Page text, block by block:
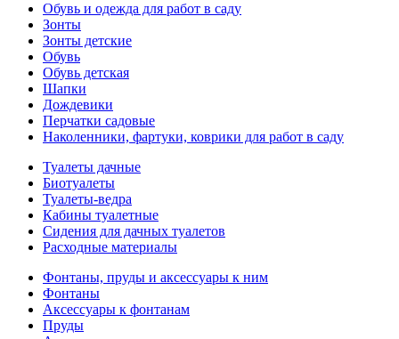
Обувь и одежда для работ в саду
Зонты
Зонты детские
Обувь
Обувь детская
Шапки
Дождевики
Перчатки садовые
Наколенники, фартуки, коврики для работ в саду
Туалеты дачные
Биотуалеты
Туалеты-ведра
Кабины туалетные
Сидения для дачных туалетов
Расходные материалы
Фонтаны, пруды и аксессуары к ним
Фонтаны
Аксессуары к фонтанам
Пруды